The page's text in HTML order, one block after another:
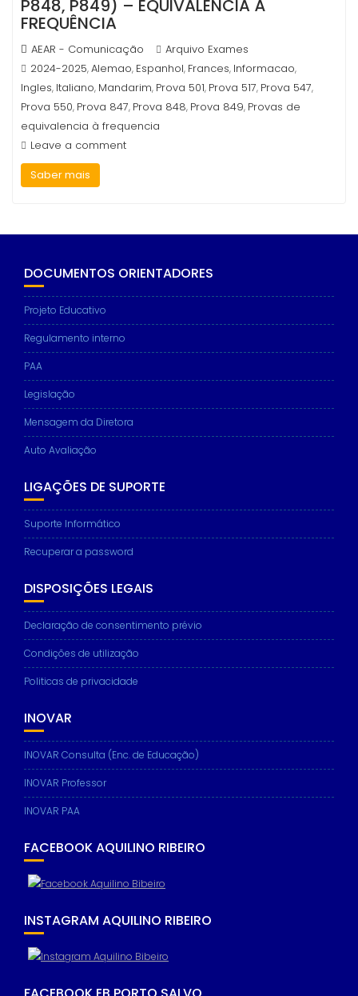
P848, P849) – EQUIVALÊNCIA À
FREQUÊNCIA
AEAR - Comunicação
Arquivo Exames
2024-2025,Alemao, Espanhol, Frances, Informacao,
Ingles, Italiano, Mandarim, Prova 501, Prova 517, Prova 547,
Prova 550, Prova 847, Prova 848, Prova 849, Provas de
equivalencia à frequencia
Leave a comment
Saber mais
DOCUMENTOS ORIENTADORES
Projeto Educativo
Regulamento interno
PAA
Legislação
Mensagem da Diretora
Auto Avaliação
LIGAÇÕES DE SUPORTE
Suporte Informático
Recuperar a password
DISPOSIÇÕES LEGAIS
Declaração de consentimento prévio
Condições de utilização
Politicas de privacidade
INOVAR
INOVAR Consulta (Enc. de Educação)
INOVAR Professor
INOVAR PAA
FACEBOOK AQUILINO RIBEIRO
INSTAGRAM AQUILINO RIBEIRO